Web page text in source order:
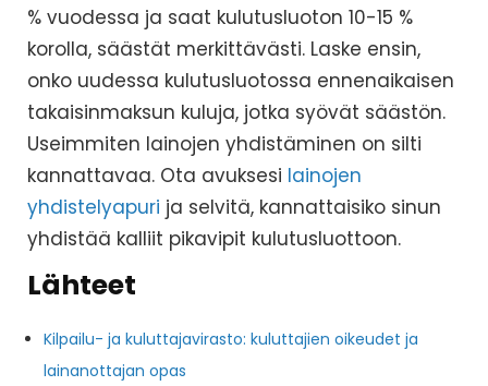
% vuodessa ja saat kulutusluoton 10-15 %
korolla, säästät merkittävästi. Laske ensin,
onko uudessa kulutusluotossa ennenaikaisen
takaisinmaksun kuluja, jotka syövät säästön.
Useimmiten lainojen yhdistäminen on silti
kannattavaa. Ota avuksesi lainojen
yhdistelyapuri ja selvitä, kannattaisiko sinun
yhdistää kalliit pikavipit kulutusluottoon.
Lähteet
Kilpailu- ja kuluttajavirasto: kuluttajien oikeudet ja
lainanottajan opas